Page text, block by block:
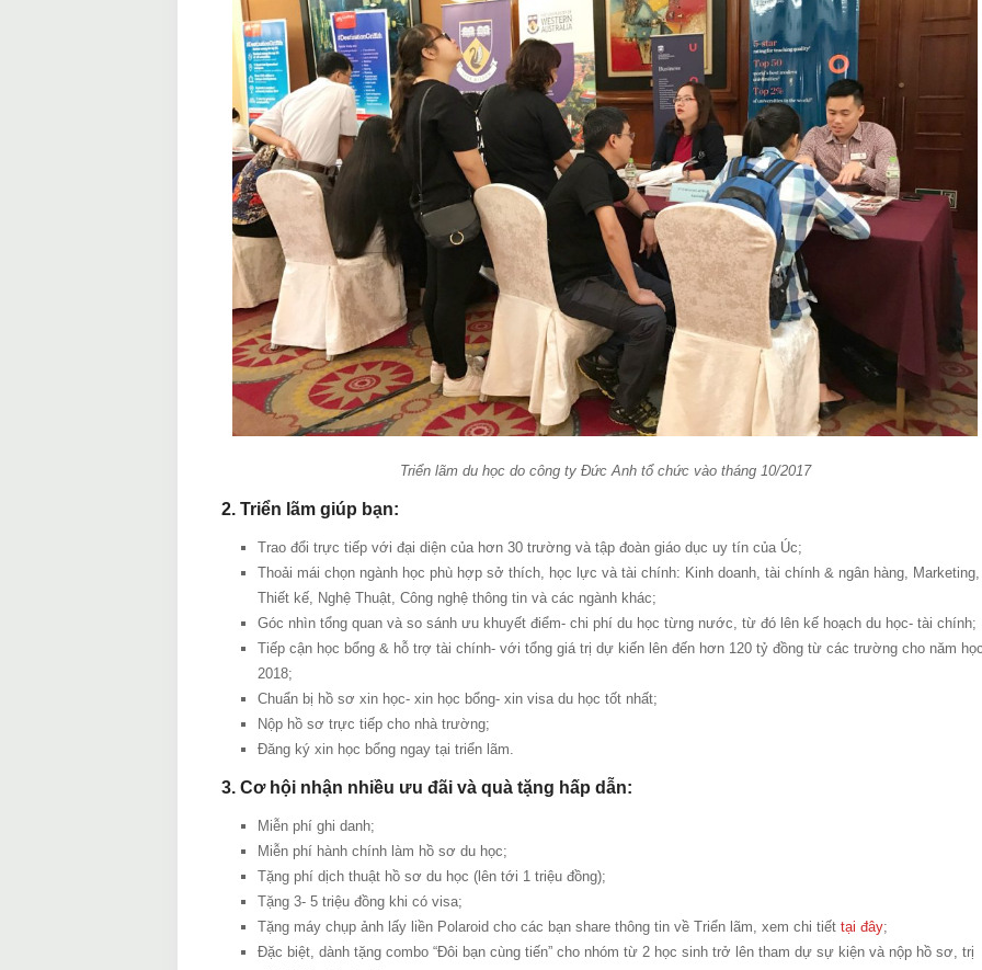
Triển lãm du học do công ty Đức Anh tổ chức vào tháng 10/2017
2. Triển lãm giúp bạn:
Trao đổi trực tiếp với đại diện của hơn 30 trường và tập đoàn giáo dục uy tín của Úc;
Thoải mái chọn ngành học phù hợp sở thích, học lực và tài chính: Kinh doanh, tài chính & ngân hàng, Marketing,
Thiết kế, Nghệ Thuật, Công nghệ thông tin và các ngành khác;
Góc nhìn tổng quan và so sánh ưu khuyết điểm- chi phí du học từng nước, từ đó lên kế hoạch du học- tài chính;
Tiếp cận học bổng & hỗ trợ tài chính- với tổng giá trị dự kiến lên đến hơn 120 tỷ đồng từ các trường cho năm
2018;
Chuẩn bị hồ sơ xin học- xin học bổng- xin visa du học tốt nhất;
Nộp hồ sơ trực tiếp cho nhà trường;
Đăng ký xin học bổng ngay tại triển lãm.
3. Cơ hội nhận nhiều ưu đãi và quà tặng hấp dẫn:
Miễn phí ghi danh;
Miễn phí hành chính làm hồ sơ du học;
Tặng phí dịch thuật hồ sơ du học (lên tới 1 triệu đồng);
Tặng 3- 5 triệu đồng khi có visa;
Tặng máy chụp ảnh lấy liền Polaroid cho các bạn share thông tin về Triển lãm, xem chi tiết tại đây;
Đặc biệt, dành tặng combo “Đôi bạn cùng tiến” cho nhóm từ 2 học sinh trở lên tham dự sự kiện và nộp hồ sơ, trị